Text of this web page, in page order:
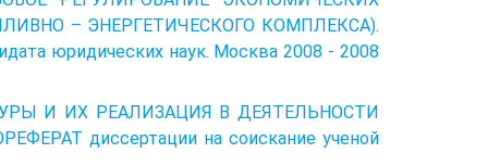
– ЭНЕРГЕТИЧЕСКОГО КОМПЛЕКСА).
юридических наук. Москва 2008 - 2008
И ИХ РЕАЛИЗАЦИЯ В ДЕЯТЕЛЬНОСТИ
диссертации на соискание ученой